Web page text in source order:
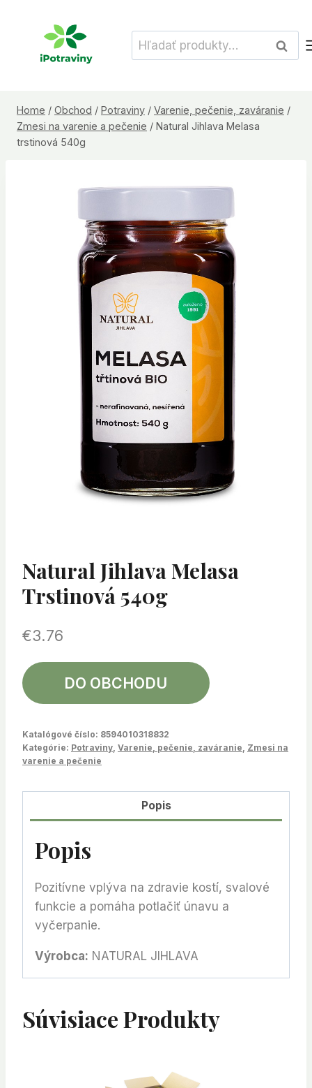
Hľadať:
Home / Obchod / Potraviny / Varenie, pečenie, zaváranie /
Zmesi na varenie a pečenie / Natural Jihlava Melasa
trstinová 540g
Natural Jihlava Melasa
Trstinová 540g
€3.76
DO OBCHODU
Katalógové číslo: 8594010318832
Kategórie: Potraviny Varenie, pečenie, zaváranie Zmesi na
varenie a pečenie
Popis
Popis
Pozitívne vplýva na zdravie kostí, svalové
funkcie a pomáha potlačiť únavu a
vyčerpanie.
Výrobca: NATURAL JIHLAVA
Súvisiace Produkty